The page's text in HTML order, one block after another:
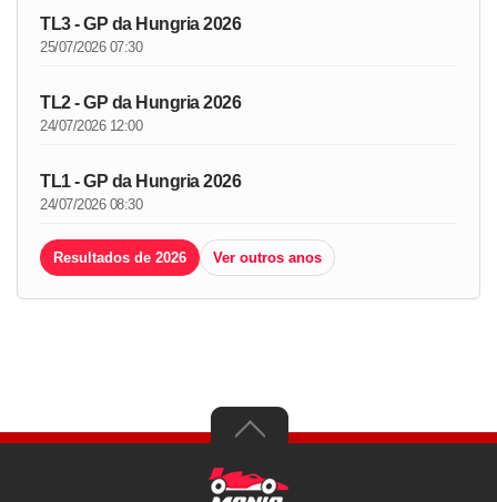
TL3 - GP da Hungria 2026
25/07/2026 07:30
TL2 - GP da Hungria 2026
24/07/2026 12:00
TL1 - GP da Hungria 2026
24/07/2026 08:30
Resultados de 2026 Ver outros anos